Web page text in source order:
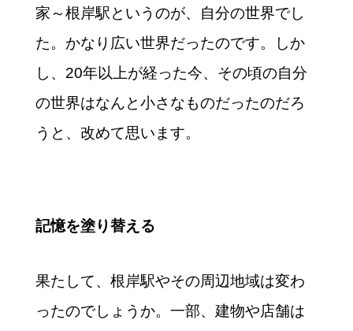
家～根岸駅というのが、自分の世界でし
た。かなり広い世界だったのです。しか
し、20年以上が経った今、その頃の自分
の世界はなんと小さなものだったのだろ
うと、改めて思います。
記憶を塗り替える
果たして、根岸駅やその周辺地域は変わ
ったのでしょうか。一部、建物や店舗は